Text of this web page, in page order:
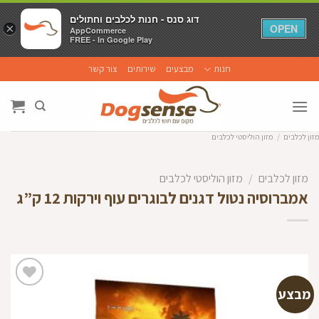
to
content
חנות מבצעים שירותים צור קשר
מזון לכלבים / מזון הוליסטי לכלבים
מזון לכלבים / מזון הוליסטי לכלבים
אמברוסיה נטול דגנים לבוגרים עוף וירקות 12 ק”ג
מבצע
×
דוג סנס - חנות לכלבים וחתולים
AppCommerce
FREE - In Google Play
OPEN
×
דוג סנס - חנות לכלבים וחתולים
AppCommerce
FREE - In Google Play
OPEN